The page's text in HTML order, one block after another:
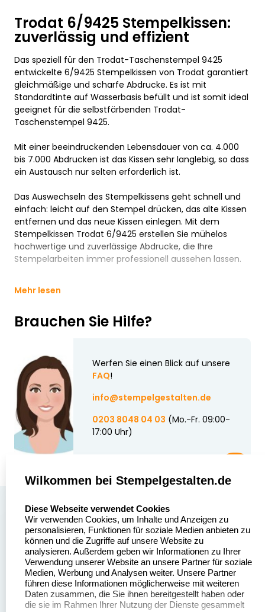
Trodat 6/9425 Stempelkissen:
zuverlässig und effizient
Das speziell für den Trodat-Taschenstempel 9425
entwickelte 6/9425 Stempelkissen von Trodat garantiert
gleichmäßige und scharfe Abdrucke. Es ist mit
Standardtinte auf Wasserbasis befüllt und ist somit ideal
geeignet für die selbstfärbenden Trodat-
Taschenstempel 9425.
Mit einer beeindruckenden Lebensdauer von ca. 4.000
bis 7.000 Abdrucken ist das Kissen sehr langlebig, so dass
ein Austausch nur selten erforderlich ist.
Das Auswechseln des Stempelkissens geht schnell und
einfach: leicht auf den Stempel drücken, das alte Kissen
entfernen und das neue Kissen einlegen. Mit dem
Stempelkissen Trodat 6/9425 erstellen Sie mühelos
hochwertige und zuverlässige Abdrucke, die Ihre
Stempelarbeiten immer professionell aussehen lassen.
Mehr lesen
Brauchen Sie Hilfe?
Werfen Sie einen Blick auf unsere
FAQ!
info@stempelgestalten.de
0203 8048 04 03 (Mo.-Fr. 09:00-
17:00 Uhr)
Stempelgestalten.de
Asterlager Straße 97
47228 Duisburg
Deutschland
Über uns
Sitemap
Alle
Stempelinformationen
Wilkommen bei Stempelgestalten.de
Diese Webseite verwendet Cookies
Wir verwenden Cookies, um Inhalte und Anzeigen zu
personalisieren, Funktionen für soziale Medien anbieten zu
können und die Zugriffe auf unsere Website zu
analysieren. Außerdem geben wir Informationen zu Ihrer
Verwendung unserer Website an unsere Partner für soziale
Medien, Werbung und Analysen weiter. Unsere Partner
führen diese Informationen möglicherweise mit weiteren
Daten zusammen, die Sie ihnen bereitgestellt haben oder
die sie im Rahmen Ihrer Nutzung der Dienste gesammelt